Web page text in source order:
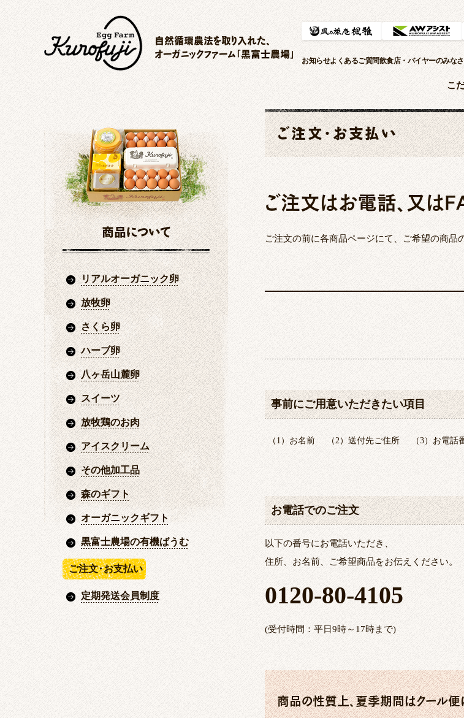
自然循環農法を取り入れた、
オーガニックファーム「黒富士農場」
お知らせよくあるご質問飲食店・バイヤーのみな
こ
商品について
リアルオーガニック卵
放牧卵
さくら卵
ハーブ卵
八ヶ岳山麓卵
スイーツ
放牧鶏のお肉
アイスクリーム
その他加工品
森のギフト
オーガニックギフト
黒富士農場の有機ばうむ
ご注文・お支払い
定期発送会員制度
ご注文・お支払い
ご注文はお電話、又は
ご注文の前に各商品ページにて、ご希望の商品
事前にご用意いただきたい項目
（1）お名前 （2）送付先ご住所 （3）お電話
お電話でのご注文
以下の番号にお電話いただき、
住所、お名前、ご希望商品をお伝えください。
0120-80-4105
(受付時間：平日9時～17時まで)
商品の性質上、夏季期間はクール